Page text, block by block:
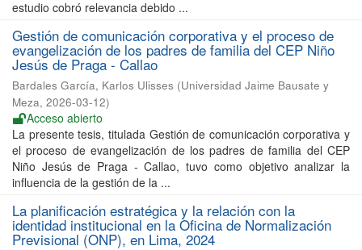
estudio cobró relevancia debido ...
Gestión de comunicación corporativa y el proceso de
evangelización de los padres de familia del CEP Niño
Jesús de Praga - Callao
Bardales García, Karlos Ulisses (Universidad Jaime Bausate y
Meza, 2026-03-12)
Acceso abierto
La presente tesis, titulada Gestión de comunicación corporativa y
el proceso de evangelización de los padres de familia del CEP
Niño Jesús de Praga - Callao, tuvo como objetivo analizar la
influencia de la gestión de la ...
La planificación estratégica y la relación con la
identidad institucional en la Oficina de Normalización
Previsional (ONP), en Lima, 2024